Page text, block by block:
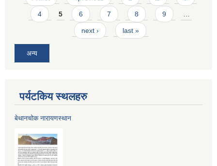
4 5 6 7 8 9 …
next › last »
अन्य
पर्यटकिय स्थलहरु
बेथानचोक नारायणस्थान